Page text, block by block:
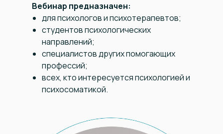
Вебинар предназначен:
для психологов и психотерапевтов;
студентов психологических
направлений;
специалистов других помогающих
профессий;
всех, кто интересуется психологией и
психосоматикой.